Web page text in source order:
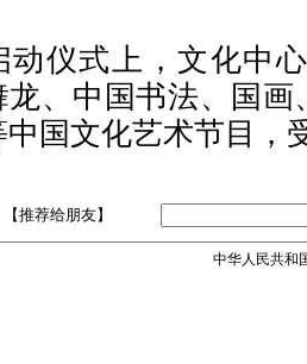
动仪式上，文化中
龙、中国书法、国
国文化艺术节目，
【推荐给朋友】
中华人民共和